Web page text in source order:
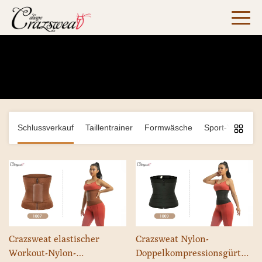
Schlussverkauf Taillentrainer Formwäsche Sport-Yoga-
Crazsweat elastischer
Workout-Nylon-
Crazsweat Nylon-
Doppelkompressionsgürtel |